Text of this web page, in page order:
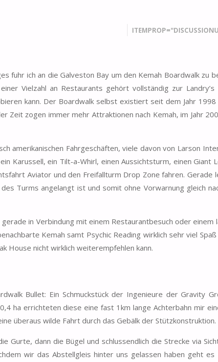
fuhr ich an die Galveston Bay um den Kemah Boardwalk zu
Vielzahl an Restaurants gehört vollständig zur Landry’s
kann. Der Boardwalk selbst existiert seit dem Jahr
Zeit zogen immer mehr Attraktionen nach Kemah, im Jahr
amerikanischen Fahrgeschäften, viele davon von Larson
Karussell, ein Tilt-a-Whirl, einen Aussichtsturm, einen Giant
Aviator und den Freifallturm Drop Zone fahren. Gerade
Turms angelangt ist und somit ohne Vorwarnung gleich
in Verbindung mit einem Restaurantbesuch oder einem
Kemah samt Psychic Reading wirklich sehr viel
House nicht wirklich weiterempfehlen kann.
Bullet: Ein Schmuckstück der Ingenieure der Gravity
ha errichteten diese eine fast 1km lange Achterbahn mir
überaus wilde Fahrt durch das Gebälk der Stützkonstruktion.
Gurte, dann die Bügel und schlussendlich die Strecke via
wir das Abstellgleis hinter uns gelassen haben geht es